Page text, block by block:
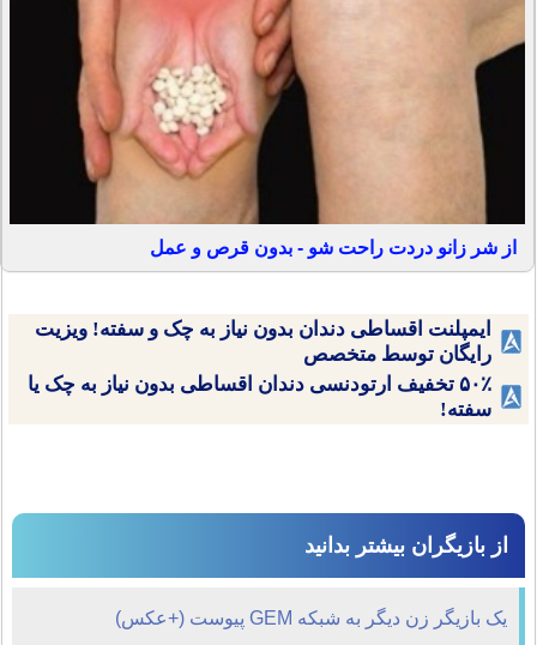
از شر زانو دردت راحت شو - بدون قرص و عمل
ایمپلنت اقساطی دندان بدون نیاز به چک و سفته! ویزیت
رایگان توسط متخصص
۵۰٪ تخفیف ارتودنسی دندان اقساطی بدون نیاز به چک یا
سفته!
از بازیگران بیشتر بدانید
یک بازیگر زن دیگر به شبکه GEM پیوست (+عکس)